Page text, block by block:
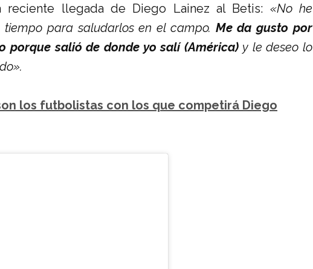
reciente llegada de Diego Lainez al Betis: «No he
para saludarlos en el campo. Me da gusto por
porque salió de donde yo salí (América) y le deseo lo
los futbolistas con los que competirá Diego